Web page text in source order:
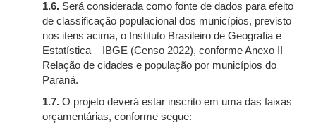
1.6. Será considerada como fonte de dados para efeito
de classificação populacional dos municípios, previsto
nos itens acima, o Instituto Brasileiro de Geografia e
Estatística – IBGE (Censo 2022), conforme Anexo II –
Relação de cidades e população por municípios do
Paraná.
1.7. O projeto deverá estar inscrito em uma das faixas
orçamentárias, conforme segue: